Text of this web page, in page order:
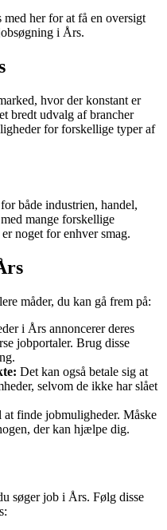
her for at få en oversigt
i Års.
hvor der konstant er
bredt udvalg af brancher
for forskellige typer af
både industrien, handel,
mange forskellige
noget for enhver smag.
måder, du kan gå frem på:
i Års annoncerer deres
jobportaler. Brug disse
Det kan også betale sig at
selvom de ikke har slået
finde jobmuligheder. Måske
der kan hjælpe dig.
søger job i Års. Følg disse